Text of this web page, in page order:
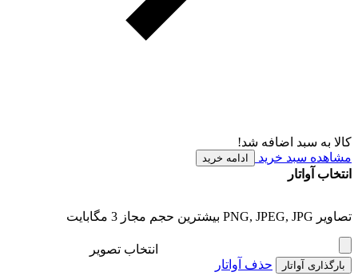
کالا به سبد اضافه شد!
مشاهده سبد خرید
ادامه خرید
انتخاب آواتار
تصاویر PNG, JPEG, JPG بیشترین حجم مجاز 3 مگابایت
انتخاب تصویر
بارگذاری آواتار حذف آواتار